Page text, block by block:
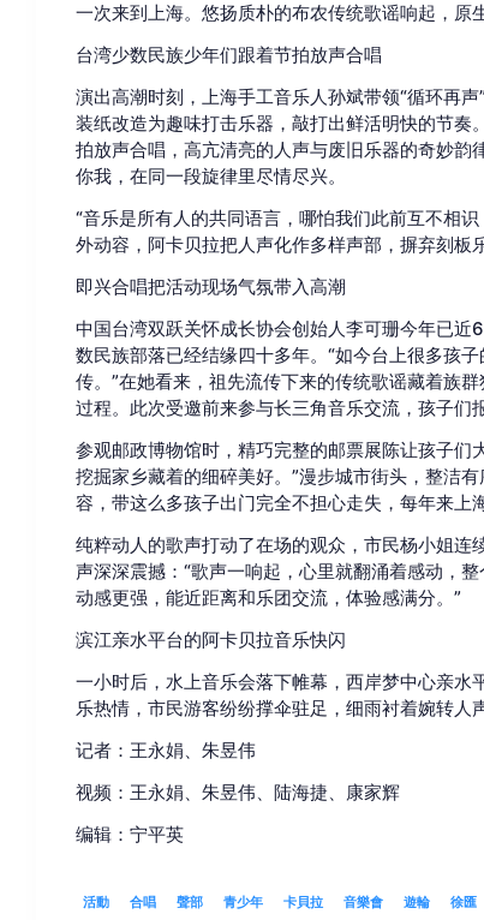
一次来到上海。悠扬质朴的布农传统歌谣响起，原
台湾少数民族少年们跟着节拍放声合唱
演出高潮时刻，上海手工音乐人孙斌带领“循环再
装纸改造为趣味打击乐器，敲打出鲜活明快的节
拍放声合唱，高亢清亮的人声与废旧乐器的奇妙
你我，在同一段旋律里尽情尽兴。
“音乐是所有人的共同语言，哪怕我们此前互不相
外动容，阿卡贝拉把人声化作多样声部，摒弃刻板
即兴合唱把活动现场气氛带入高潮
中国台湾双跃关怀成长协会创始人李可珊今年已
数民族部落已经结缘四十多年。“如今台上很多孩
传。”在她看来，祖先流传下来的传统歌谣藏着族
过程。此次受邀前来参与长三角音乐交流，孩子们
参观邮政博物馆时，精巧完整的邮票展陈让孩子们
挖掘家乡藏着的细碎美好。”漫步城市街头，整洁
容，带这么多孩子出门完全不担心走失，每年来上
纯粹动人的歌声打动了在场的观众，市民杨小姐
声深深震撼：“歌声一响起，心里就翻涌着感动，
动感更强，能近距离和乐团交流，体验感满分。”
滨江亲水平台的阿卡贝拉音乐快闪
一小时后，水上音乐会落下帷幕，西岸梦中心亲
乐热情，市民游客纷纷撑伞驻足，细雨衬着婉转人
记者：王永娟、朱昱伟
视频：王永娟、朱昱伟、陆海捷、康家辉
编辑：宁平英
活動 合唱 聲部 青少年 卡貝拉 音樂會 遊輪 徐匯